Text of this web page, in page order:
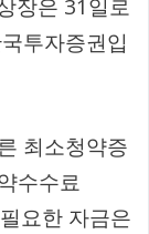
장은 31일로
투자증권입
최소청약증
수수료
요한 자금은